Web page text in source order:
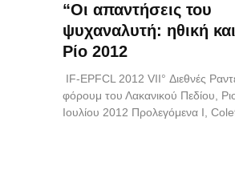
“Οι απαντήσεις του
ψυχαναλυτή: ηθική και
Ρίο 2012
IF-EPFCL 2012 VII° Διεθνές
φόρουμ του Λακανικού Πεδίου,
Ιουλίου 2012 Προλεγόμενα Ι,